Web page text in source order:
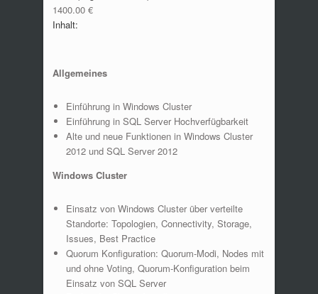
1400.00 €
Inhalt:
Allgemeines
Einführung in Windows Cluster
Einführung in SQL Server Hochverfügbarkeit
Alte und neue Funktionen in Windows Cluster
2012 und SQL Server 2012
Windows Cluster
Einsatz von Windows Cluster über verteilte
Standorte: Topologien, Connectivity, Storage,
Issues, Best Practice
Quorum Konfiguration: Quorum-Modi, Nodes mit
und ohne Voting, Quorum-Konfiguration beim
Einsatz von SQL Server